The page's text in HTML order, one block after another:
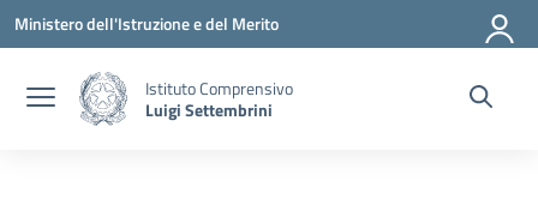
Vai ai contenuti
Vai al menu di navigazione
Vai al footer
Ministero dell'Istruzione e del Merito
Istituto Comprensivo
Luigi Settembrini